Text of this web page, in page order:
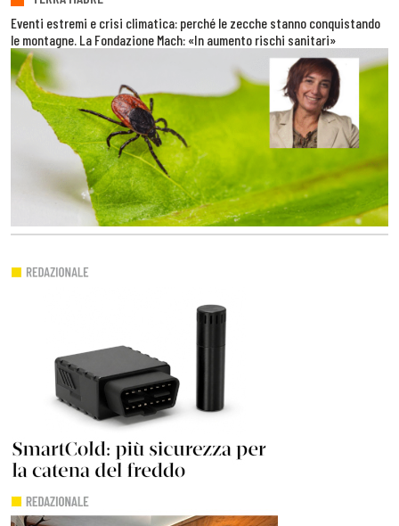
Eventi estremi e crisi climatica: perché le zecche stanno conquistando
le montagne. La Fondazione Mach: «In aumento rischi sanitari»